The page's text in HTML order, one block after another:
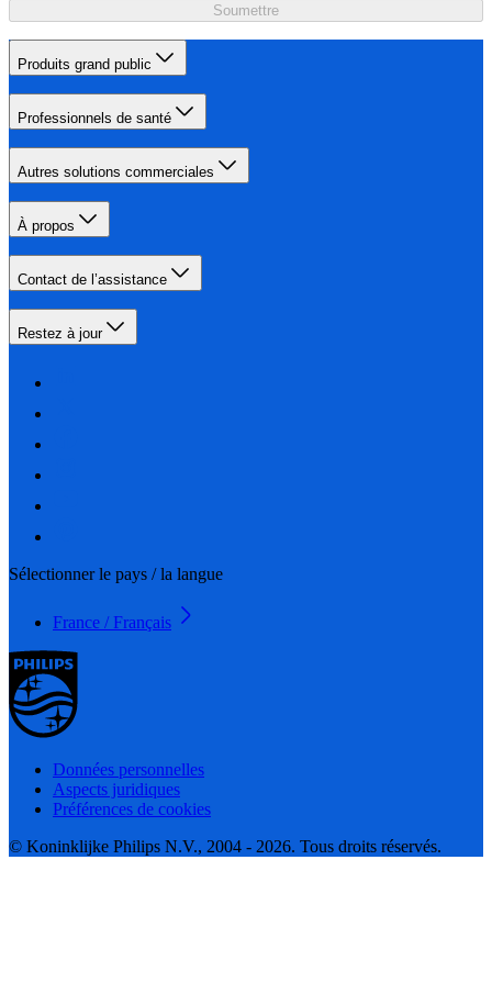
Soumettre
Produits grand public
Professionnels de santé
Autres solutions commerciales
À propos
Contact de l’assistance
Restez à jour
Sélectionner le pays / la langue
France / Français
Données personnelles
Aspects juridiques
Préférences de cookies
© Koninklijke Philips N.V., 2004 - 2026. Tous droits réservés.